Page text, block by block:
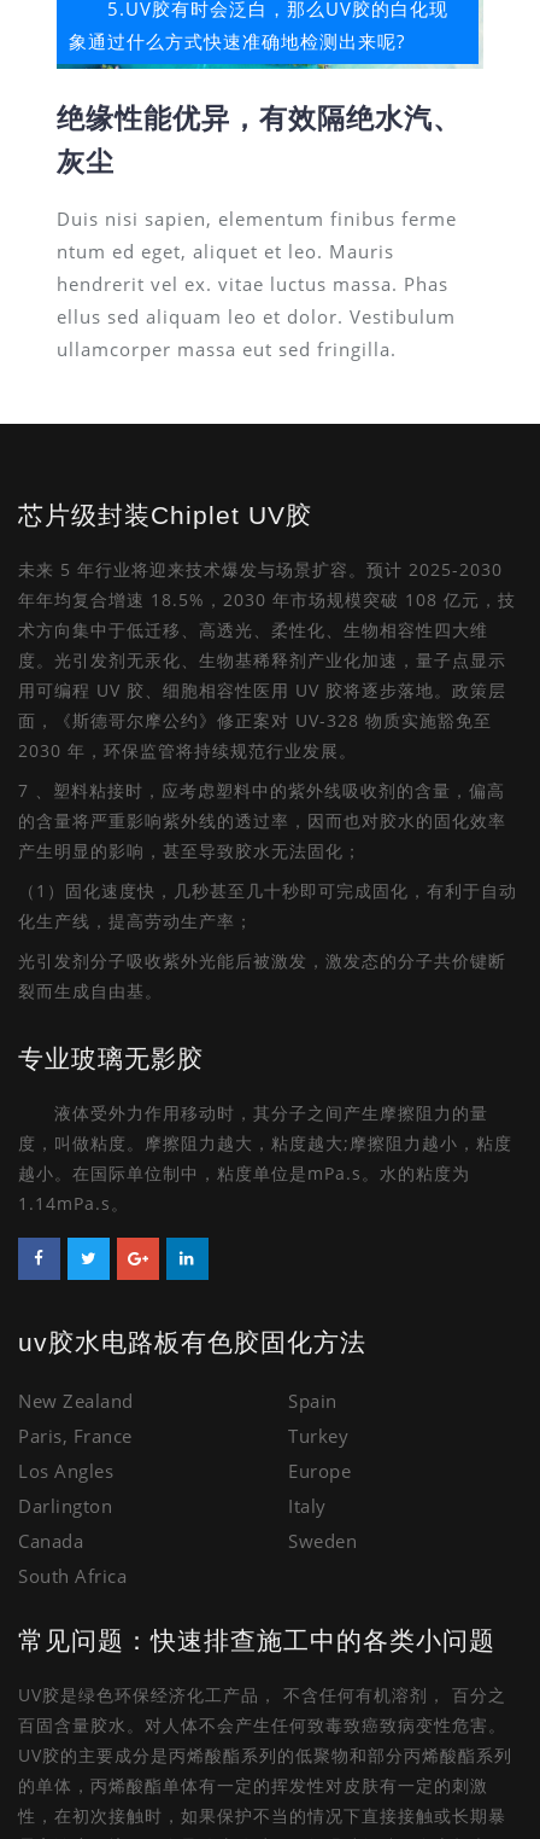
5.UV胶有时会泛白，那么UV胶的白化现
象通过什么方式快速准确地检测出来呢?
绝缘性能优异，有效隔绝水汽、
灰尘
Duis nisi sapien, elementum finibus ferme
ntum ed eget, aliquet et leo. Mauris
hendrerit vel ex. vitae luctus massa. Phas
ellus sed aliquam leo et dolor. Vestibulum
ullamcorper massa eut sed fringilla.
芯片级封装Chiplet UV胶
未来 5 年行业将迎来技术爆发与场景扩容。预计 2025-2030
年年均复合增速 18.5%，2030 年市场规模突破 108 亿元，技
术方向集中于低迁移、高透光、柔性化、生物相容性四大维
度。光引发剂无汞化、生物基稀释剂产业化加速，量子点显示
用可编程 UV 胶、细胞相容性医用 UV 胶将逐步落地。政策层
面，《斯德哥尔摩公约》修正案对 UV-328 物质实施豁免至
2030 年，环保监管将持续规范行业发展。
7 、塑料粘接时，应考虑塑料中的紫外线吸收剂的含量，偏高
的含量将严重影响紫外线的透过率，因而也对胶水的固化效率
产生明显的影响，甚至导致胶水无法固化；
（1）固化速度快，几秒甚至几十秒即可完成固化，有利于自动
化生产线，提高劳动生产率；
光引发剂分子吸收紫外光能后被激发，激发态的分子共价键断
裂而生成自由基。
专业玻璃无影胶
液体受外力作用移动时，其分子之间产生摩擦阻力的量
度，叫做粘度。摩擦阻力越大，粘度越大;摩擦阻力越小，粘度
越小。在国际单位制中，粘度单位是mPa.s。水的粘度为
1.14mPa.s。
uv胶水电路板有色胶固化方法
New Zealand
Paris, France
Los Angles
Darlington
Canada
South Africa
Spain
Turkey
Europe
Italy
Sweden
常见问题：快速排查施工中的各类小问题
UV胶是绿色环保经济化工产品， 不含任何有机溶剂， 百分之
百固含量胶水。对人体不会产生任何致毒致癌致病变性危害。
UV胶的主要成分是丙烯酸酯系列的低聚物和部分丙烯酸酯系列
的单体，丙烯酸酯单体有一定的挥发性对皮肤有一定的刺激
性，在初次接触时，如果保护不当的情况下直接接触或长期暴